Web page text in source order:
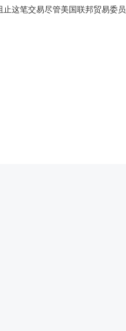
这笔交易尽管美国联邦贸易委员
了。阻止这笔交易